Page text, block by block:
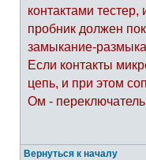
контактами
пробник должен
замыкание-
Если контакты
цепь, и при этом
Ом - переключатель
Вернуться к началу